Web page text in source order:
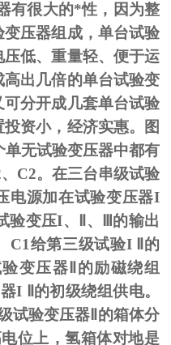
有很大的*性，因为整
压器组成，单台试验
低、重量轻、便于运
出几倍的单台试验变
分开成几套单台试验
资小，经济实惠。图
无试验变压器中都有
、 C2。在三台串级试验
电源加在试验变压器I
验变压I、 、
的输出
C1给第三级试验I
Ⅱ的
变压器Ⅱ的励磁绕组
I Ⅱ的初级绕组供电。
试验变压器Ⅱ的箱体分
位上，氢箱体对地是